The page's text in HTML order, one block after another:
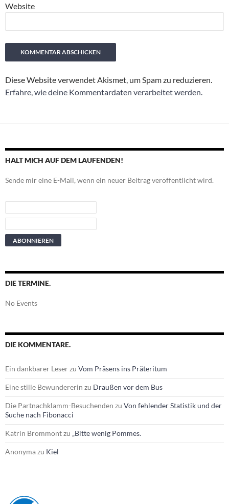
Website
Diese Website verwendet Akismet, um Spam zu reduzieren.
Erfahre, wie deine Kommentardaten verarbeitet werden.
HALT MICH AUF DEM LAUFENDEN!
Sende mir eine E-Mail, wenn ein neuer Beitrag veröffentlicht wird.
DIE TERMINE.
No Events
DIE KOMMENTARE.
Ein dankbarer Leserzu Vom Präsens ins Präteritum
Eine stille Bewundererin zu Draußen vor dem Bus
Die Partnachklamm-Besuchenden zu Von fehlender Statistik und der
Suche nach Fibonacci
Katrin Brommontzu „Bitte wenig Pommes.
Anonymazu Kiel